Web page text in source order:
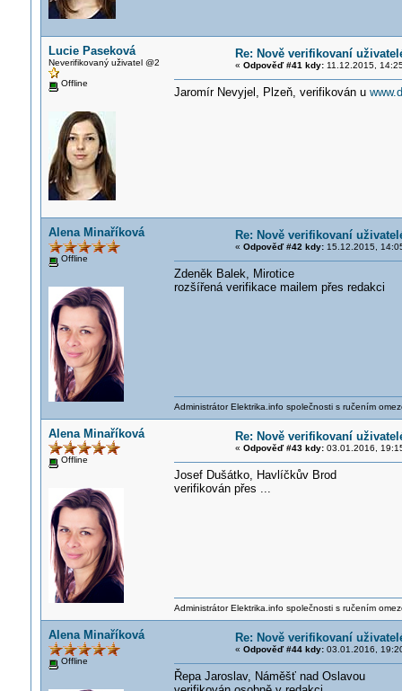
Lucie Paseková
Neverifikovaný uživatel @2
Offline
Re: Nově verifikovaní
« Odpověď #41 kdy:11.12.2015,
Jaromír Nevyjel, Plzeň, verifikován u
Alena Minaříková
Offline
Re: Nově verifikovaní
« Odpověď #42 kdy:15.12.2015,
Zdeněk Balek, Mirotice
rozšířená verifikace mailem přes redakci
Administrátor Elektrika.info společnosti s ručením
Alena Minaříková
Offline
Re: Nově verifikovaní
« Odpověď #43 kdy:03.01.2016,
Josef Dušátko, Havlíčkův Brod
verifikován přes ...
Administrátor Elektrika.info společnosti s ručením
Alena Minaříková
Offline
Re: Nově verifikovaní
« Odpověď #44 kdy:03.01.2016,
Řepa Jaroslav, Náměšť nad Oslavou